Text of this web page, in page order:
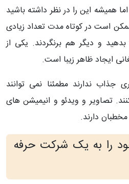
این را در نظر داشته باشید
است در کوتاه مدت تعداد زیادی
و دیگر هم برنگردند. یکی از
ایجاد ظاهر زیبا است.
ندارند مطمئنا نمی توانند
تصاویر و ویدئو و انیمیشن های
دارند.
را به یک شرکت حرفه